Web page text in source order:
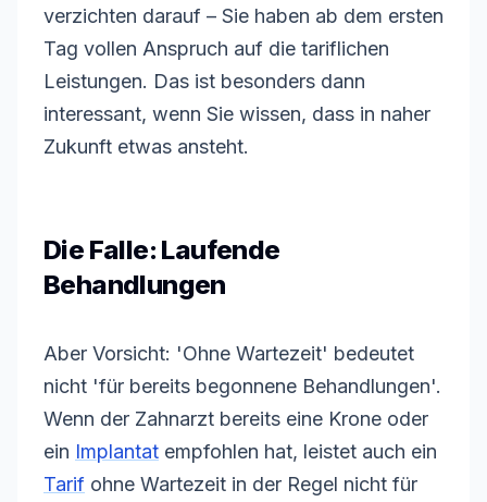
verzichten darauf – Sie haben ab dem ersten
Tag vollen Anspruch auf die tariflichen
Leistungen. Das ist besonders dann
interessant, wenn Sie wissen, dass in naher
Zukunft etwas ansteht.
Die Falle: Laufende
Behandlungen
Aber Vorsicht: 'Ohne Wartezeit' bedeutet
nicht 'für bereits begonnene Behandlungen'.
Wenn der Zahnarzt bereits eine Krone oder
ein Implantat empfohlen hat, leistet auch ein
Tarif ohne Wartezeit in der Regel nicht für